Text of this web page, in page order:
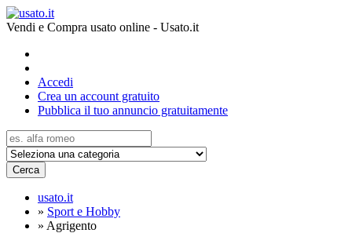
Vendi e Compra usato online - Usato.it
Accedi
Crea un account gratuito
Pubblica il tuo annuncio gratuitamente
Cerca
usato.it
» Sport e Hobby
» Agrigento